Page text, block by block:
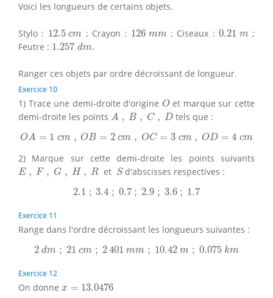
Voici les longueurs de certains objets.
Stylo : 12.5 cm
12.5cm ; Crayon : 126 mm
126mm; Ciseaux : 0.21 m
0.21m;
Feutre : 1.257 dm.
1.257dm
Ranger ces objets par ordre décroissant de longueur.
Exercice 10
1) Trace une demi-droite d'origine O
Oet marque sur cette
demi-droite les points A , B , C , D
A ,C , D tels que :
OA = 1 cm , OB = 2 cm , OC = 3 cm , OD = 4 cm
O A=1 m, O =2cm OC= m,O =4cm
2) Marque sur cette demi-droite les points suivants
E , F , G , H , R
E, G H, et S
Sd'abscisses respectives :
2.1 ; 3.4 ; 0.7 ; 2.9 ; 3.6 ; 1.7
2.1 3.4; 0.7 ; 2.9 3.6; 1.7
Exercice 11
Range dans l'ordre décroissant les longueurs suivantes :
2 dm ; 21 cm ; 2401 mm ; 10.42 m ; 0.075 km
2dm 21 cm ; 2401 mm; 10.42m; 0.075k m
Exercice 12
On donne x = 13.0476
x 13.0476